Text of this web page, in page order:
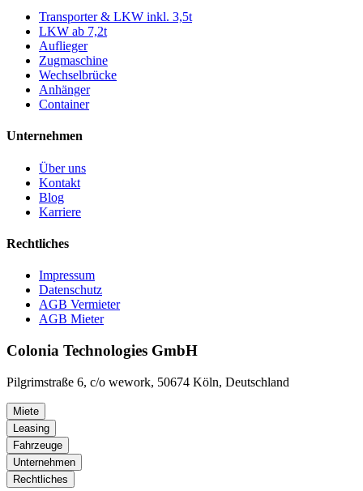
Transporter & LKW inkl. 3,5t
LKW ab 7,2t
Auflieger
Zugmaschine
Wechselbrücke
Anhänger
Container
Unternehmen
Über uns
Kontakt
Blog
Karriere
Rechtliches
Impressum
Datenschutz
AGB Vermieter
AGB Mieter
Colonia Technologies GmbH
Pilgrimstraße 6, c/o wework, 50674 Köln, Deutschland
Miete
Leasing
Fahrzeuge
Unternehmen
Rechtliches